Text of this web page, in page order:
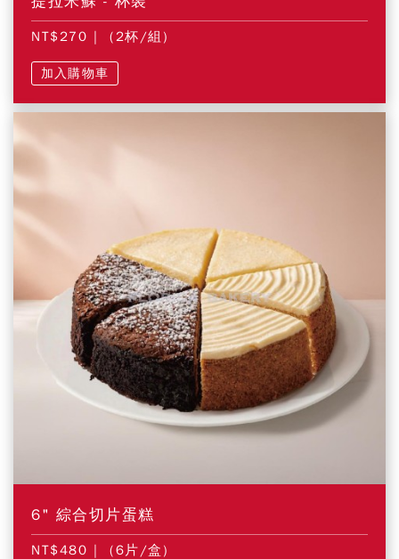
NT$270 | (2杯/組)
加入購物車
6" 綜合切片蛋糕
NT$480 | (6片/盒)